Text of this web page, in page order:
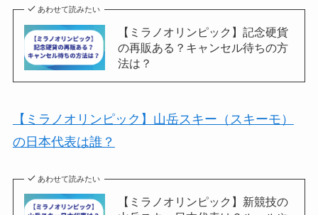
あわせて読みたい
【ミラノオリンピック】記念硬貨
の再販ある？キャンセル待ちの方
法は？
【ミラノオリンピック】山岳スキー（スキーモ）
の日本代表は誰？
あわせて読みたい
【ミラノオリンピック】新競技の